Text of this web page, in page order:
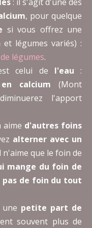
, pour quelque
si vous offrez une
légumes variés) :
légumes.
celui de l'eau :
calcium (Mont
l'apport
aime d'autres foins
alterner avec un
n'aime que le foin de
mange du foin de
pas de foin du tout
petite part de
souvent plus de